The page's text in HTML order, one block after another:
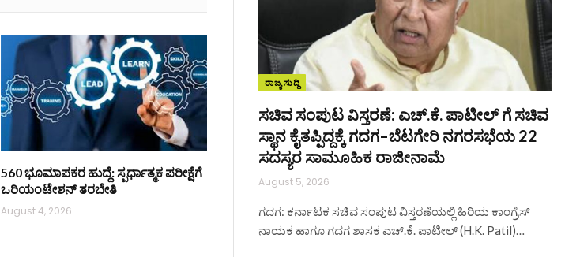
560 ಭೂಮಾಪಕರ ಹುದ್ದೆ: ಸ್ಪರ್ಧಾತ್ಮಕ ಪರೀಕ್ಷೆಗೆ
ಒರಿಯಂಟೇಶನ್ ತರಬೇತಿ
August 4, 2026
ರಾಜ್ಯ ಸುದ್ದಿ
ಸಚಿವ ಸಂಪುಟ ವಿಸ್ತರಣೆ: ಎಚ್.ಕೆ. ಪಾಟೀಲ್ ಗೆ ಸಚಿವ
ಸ್ಥಾನ ಕೈತಪ್ಪಿದ್ದಕ್ಕೆ ಗದಗ–ಬೆಟಗೇರಿ ನಗರಸಭೆಯ 22
ಸದಸ್ಯರ ಸಾಮೂಹಿಕ ರಾಜೀನಾಮೆ
August 5, 2026
ಗದಗ: ಕರ್ನಾಟಕ ಸಚಿವ ಸಂಪುಟ ವಿಸ್ತರಣೆಯಲ್ಲಿ ಹಿರಿಯ ಕಾಂಗ್ರೆಸ್
ನಾಯಕ ಹಾಗೂ ಗದಗ ಶಾಸಕ ಎಚ್.ಕೆ. ಪಾಟೀಲ್ (H.K. Patil)…